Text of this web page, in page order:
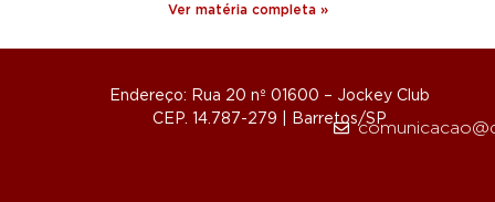
Ver matéria completa »
Endereço: Rua 20 nº 01600 – Jockey Club
CEP. 14.787-279 | Barretos/SP